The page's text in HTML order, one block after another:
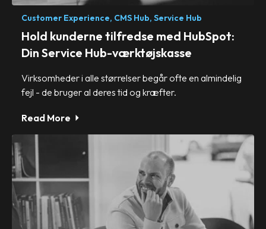
Customer Experience, CMS Hub, Service Hub
Hold kunderne tilfredse med HubSpot:
Din Service Hub-værktøjskasse
Virksomheder i alle størrelser begår ofte en almindelig
fejl - de bruger al deres tid og kræfter.
Read More